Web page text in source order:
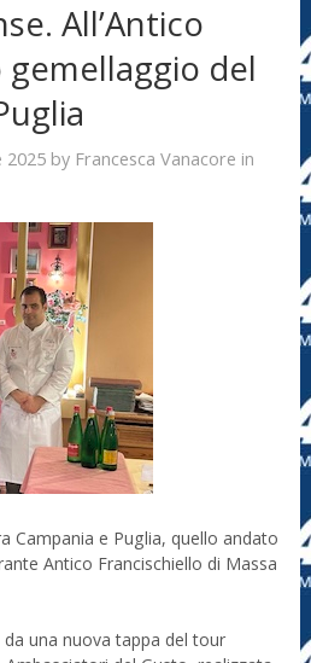
All’Antico
gemellaggio del
2025by Francesca Vanacore in
Campania e Puglia, quello andato
Antico Francischiello di Massa
una nuova tappa del tour